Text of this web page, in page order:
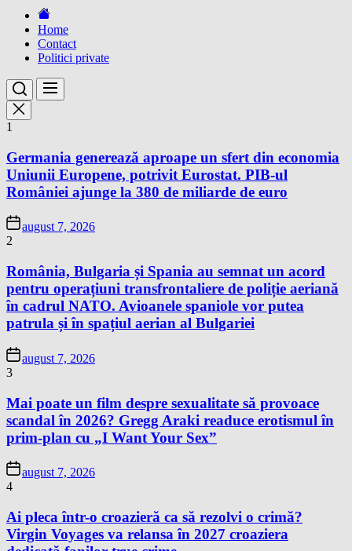
Home
Contact
Politici private
1
Germania generează aproape un sfert din economia
Uniunii Europene, potrivit Eurostat. PIB-ul
României ajunge la 380 de miliarde de euro
august 7, 2026
2
România, Bulgaria și Spania au semnat un acord
pentru operațiuni transfrontaliere de poliție aeriană
în cadrul NATO. Avioanele spaniole vor putea
patrula și în spațiul aerian al Bulgariei
august 7, 2026
3
Mai poate un film despre sexualitate să provoace
scandal în 2026? Gregg Araki readuce erotismul în
prim-plan cu „I Want Your Sex”
august 7, 2026
4
Ai pleca într-o croazieră ca să rezolvi o crimă?
Virgin Voyages va relansa în 2027 croaziera